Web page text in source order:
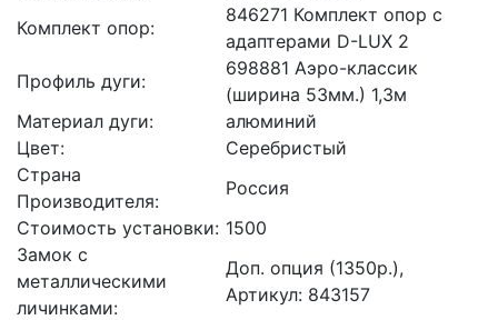
Комплект опор:
846271 Комплект опор с
адаптерами D-LUX 2
Профиль дуги:
698881 Аэро-классик
(ширина 53мм.) 1,3м
Материал дуги:
алюминий
Цвет:
Серебристый
Страна
Производителя:
Россия
Стоимость установки: 1500
Замок с
металлическими
личинками:
Доп. опция (1350р.),
Артикул: 843157